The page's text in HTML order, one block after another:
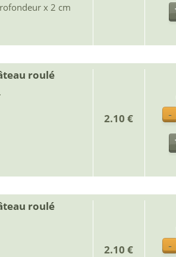
x 2 cm
roulé
2.10 €
-
roulé
2.10 €
-